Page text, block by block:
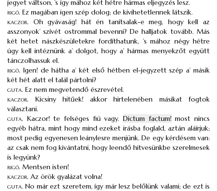
jegyet váltson, ’s igy mához két hétre hármas eljegyzés lesz.
rigó. Ez magában igen szép dolog; de kivihetetlennek látszik.
kaczor. Oh gyávaság! hát én tanítsalak-e meg, hogy kell az
asszonyok’ szívét ostrommal bevenni? De halljatok tovább. Más
két hetet nászkészületekre fordíthatunk, ’s mához négy hétre
úgy kell intéznünk a’ dolgot, hogy a’ hármas menyekzőt együtt
tánczolhassuk el.
rigó. Igen! de hátha a’ két első hétben el-jegyzett szép a’ másik
két hét alatt el talál pártolni?
guta. Ez nem megvetendő észrevétel.
kaczor. Kicsiny hitűek! akkor hirtelenében másikat fogtok
választani.
guta. Kaczor! te felséges fiú vagy.Dictum factum!most nincs
egyéb hátra, mint hogy mind ezeket irásba foglald, aztán aláírjuk;
most pedig egyenesen leánylesre menjünk. De egy kérdésem van:
az csak nem fog kivántatni, hogy leendő hitvesünkbe szerelmesek
is legyünk?
rigó. Mentsen isten!
kaczor. Az örök gyalázat volna!
guta.No már ezt szeretem, így már lesz belőlünk valami; de ezt is